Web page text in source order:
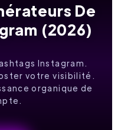
De
(2026)
Instagram.
votre visibilité.
organique de